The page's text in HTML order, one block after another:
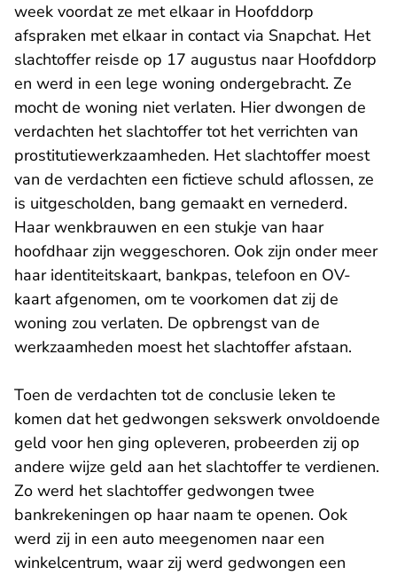
week voordat ze met elkaar in Hoofddorp
afspraken met elkaar in contact via Snapchat. Het
slachtoffer reisde op 17 augustus naar Hoofddorp
en werd in een lege woning ondergebracht. Ze
mocht de woning niet verlaten. Hier dwongen de
verdachten het slachtoffer tot het verrichten van
prostitutiewerkzaamheden. Het slachtoffer moest
van de verdachten een fictieve schuld aflossen, ze
is uitgescholden, bang gemaakt en vernederd.
Haar wenkbrauwen en een stukje van haar
hoofdhaar zijn weggeschoren. Ook zijn onder meer
haar identiteitskaart, bankpas, telefoon en OV-
kaart afgenomen, om te voorkomen dat zij de
woning zou verlaten. De opbrengst van de
werkzaamheden moest het slachtoffer afstaan.
Toen de verdachten tot de conclusie leken te
komen dat het gedwongen sekswerk onvoldoende
geld voor hen ging opleveren, probeerden zij op
andere wijze geld aan het slachtoffer te verdienen.
Zo werd het slachtoffer gedwongen twee
bankrekeningen op haar naam te openen. Ook
werd zij in een auto meegenomen naar een
winkelcentrum, waar zij werd gedwongen een